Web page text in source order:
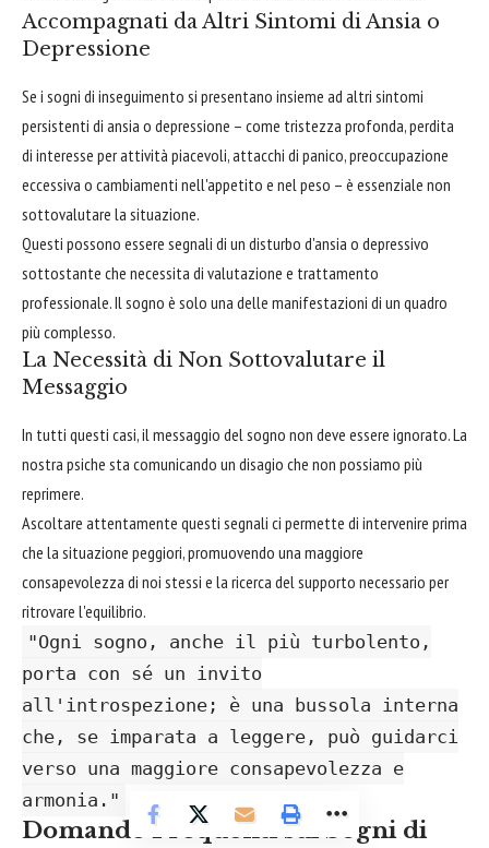
Accompagnati da Altri Sintomi di Ansia o
Depressione
Se i sogni di inseguimento si presentano insieme ad altri sintomi
persistenti di ansia o depressione – come tristezza profonda, perdita
di interesse per attività piacevoli, attacchi di panico, preoccupazione
eccessiva o cambiamenti nell'appetito e nel peso – è essenziale non
sottovalutare la situazione.
Questi possono essere segnali di un disturbo d'ansia o depressivo
sottostante che necessita di valutazione e trattamento
professionale. Il sogno è solo una delle manifestazioni di un quadro
più complesso.
La Necessità di Non Sottovalutare il
Messaggio
In tutti questi casi, il messaggio del sogno non deve essere ignorato. La
nostra psiche sta comunicando un disagio che non possiamo più
reprimere.
Ascoltare attentamente questi segnali ci permette di intervenire prima
che la situazione peggiori, promuovendo una maggiore
consapevolezza di noi stessi e la ricerca del supporto necessario per
ritrovare l'equilibrio.
"Ogni sogno, anche il più turbolento,
porta con sé un invito
all'introspezione; è una bussola interna
che, se imparata a leggere, può guidarci
verso una maggiore consapevolezza e
armonia."
Domande Frequenti sui Sogni di